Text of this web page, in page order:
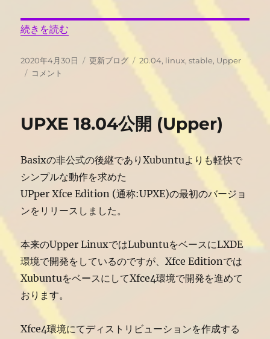
“Upper Linux Xfce 20.04公開” の
続きを読む
投
稿
2020年4月30日
カ
更新ブログ
タ
20.04, linux,stable, Upper
Upper
公
コメント
UPXE 18.04公開 (Upper)
Basixの非公式の後継でありXubuntuよりも軽快で
シンプルな動作を求めた
UPper Xfce Edition (通称:UPXE)の最初のバージョ
ンをリリースしました。
本来のUpper LinuxではLubuntuをベースにLXDE
環境で開発をしているのですが、Xfce Editionでは
XubuntuをベースにしてXfce4環境で開発を進めて
おります。
Xfce4環境にてディストリビューションを作成する